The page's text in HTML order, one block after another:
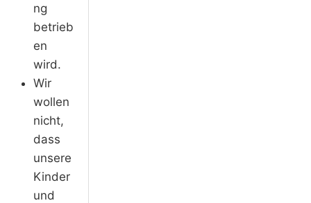
ng
betrieb
en
wird.
Wir
wollen
nicht,
dass
unsere
Kinder
und